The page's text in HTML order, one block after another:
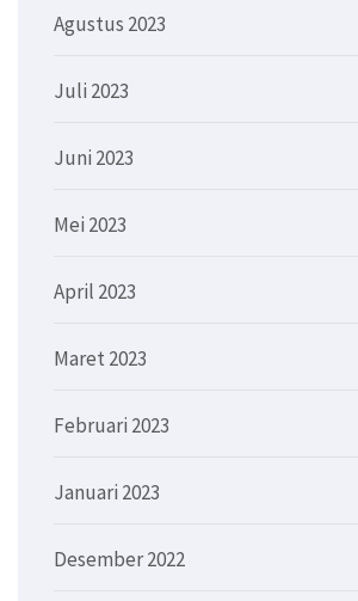
Agustus 2023
Juli 2023
Juni 2023
Mei 2023
April 2023
Maret 2023
Februari 2023
Januari 2023
Desember 2022